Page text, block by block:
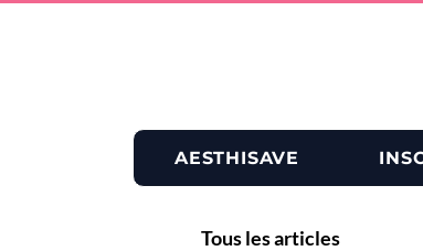
AESTHISAVE
Tous les articles